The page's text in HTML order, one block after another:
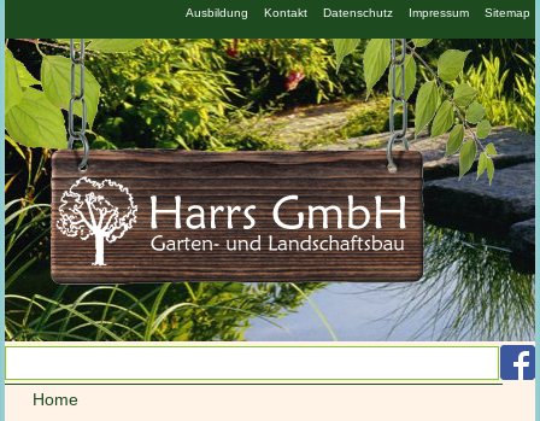
Ausbildung Kontakt Datenschutz Impressum Sitemap
Navigation
überspringen
Home